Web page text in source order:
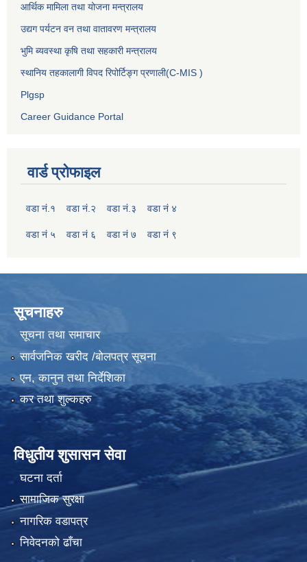
आर्थिक मामिला तथा योजना मन्त्रालय
उद्यग पर्यटन वन तथा वातावरण मन्त्रालय
भुमि ब्यवस्था कृषि तथा सहकारी मन्त्रालय
स्थानिय तहकालागी विपद रिपोर्टिङ्ग प्रणाली(C-MIS )
Plgsp
Career Guidance Portal
वार्ड प्रोफाइल
वडा नं.१ वडा नं.२ वडा नं.३ वडा नं ४
वडा नं ५ वडा नं ६ वडा नं ७ वडा नं ९
सूचनाहरु
सूचना तथा समाचार
सार्वजनिक खरीद /बोलपत्र सूचना
एन, कानुन तथा निर्देशिका
कर तथा शुल्कहरु
विधुतीय शुसासन सेवा
घटना दर्ता
सामाजिक सुरक्षा
नागरिक वडापत्र
निवेदनको ढाँचा